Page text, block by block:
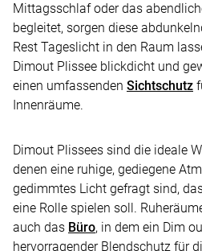
Mittagsschlaf oder das
begleitet, sorgen diese
Rest Tageslicht in den Raum
Dimout Plissee blickdicht und
einen umfassenden Sichtschutz
Innenräume.
Dimout Plissees sind die ideale
denen eine ruhige, gediegene
gedimmtes Licht gefragt sind,
eine Rolle spielen soll.
auch das Büro, in dem ein Dim
hervorragender Blendschutz für